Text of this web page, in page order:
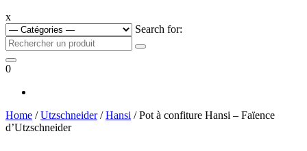
x
Search for:
0
Home /Utzschneider/Hansi / Pot à confiture Hansi – Faïence
d’Utzschneider